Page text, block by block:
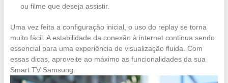
ou filme que deseja assistir.
Uma vez feita a configuração inicial, o uso do replay se torna
muito fácil. A estabilidade da conexão à internet continua sendo
essencial para uma experiência de visualização fluida. Com
essas dicas, aproveite ao máximo as funcionalidades da sua
Smart TV Samsung.